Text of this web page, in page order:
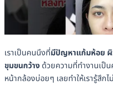
เราเป็นคนนึงที่มีปัญหาแก้มห้อย ผิ
ขุมขนกว้างด้วยความที่ทำงานเป็น
หน้ากล้องบ่อยๆ เลยทำให้เรารู้สึก